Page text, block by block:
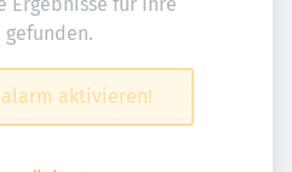
gefunden.
aktivieren!